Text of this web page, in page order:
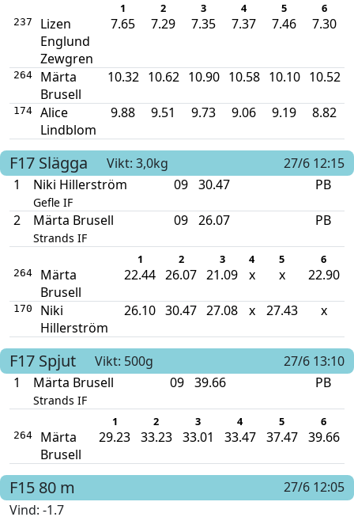
1 2 3 4 5 6
237
Lizen
Englund
Zewgren
7.65 7.29 7.35 7.37 7.46 7.30
264
Märta
Brusell
10.32 10.62 10.90 10.58 10.10 10.52
174
Alice
Lindblom
9.88 9.51 9.73 9.06 9.19 8.82
F17 Slägga Vikt: 3,0kg
27/6 12:15
1
Niki Hillerström
Gefle IF
09 30.47 PB
2 Märta Brusell
Strands IF
09 26.07 PB
1 2 3 4 5 6
264
Märta
Brusell
22.44 26.07 21.09 x x 22.90
170
Niki
Hillerström
26.10 30.47 27.08 x 27.43 x
F17 Spjut Vikt: 500g
27/6 13:10
1
Märta Brusell
Strands IF
09 39.66 PB
1 2 3 4 5 6
264
Märta
Brusell
29.23 33.23 33.01 33.47 37.47 39.66
F15 80 m
27/6 12:05
Vind: -1.7